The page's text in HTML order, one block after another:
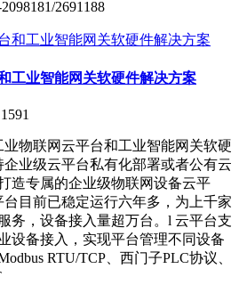
2691188
工业智能网关软硬件解决方案
1591
物联网云平台和工业智能网关软硬
业级云平台私有化部署或者公有云
造专属的企业级物联网设备云平
目前已稳定运行六年多，为上千家
务，设备接入量超万台。l 云平台支
设备接入，实现平台管理不同设备
RTU/TCP、西门子PLC协议、